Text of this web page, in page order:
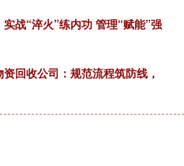
战“淬火”练内功 管理“赋能”强
回收公司：规范流程筑防线，